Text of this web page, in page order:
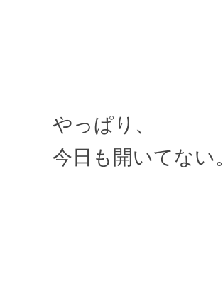
やっぱり、
今日も開いてない。